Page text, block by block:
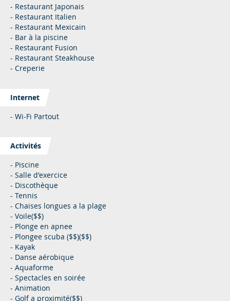
- Restaurant Japonais
- Restaurant Italien
- Restaurant Mexicain
- Bar à la piscine
- Restaurant Fusion
- Restaurant Steakhouse
- Creperie
Internet
- Wi-Fi Partout
Activités
- Piscine
- Salle d'exercice
- Discothèque
- Tennis
- Chaises longues a la plage
- Voile($$)
- Plonge en apnee
- Plongee scuba ($$)($$)
- Kayak
- Danse aérobique
- Aquaforme
- Spectacles en soirée
- Animation
- Golf a proximité($$)